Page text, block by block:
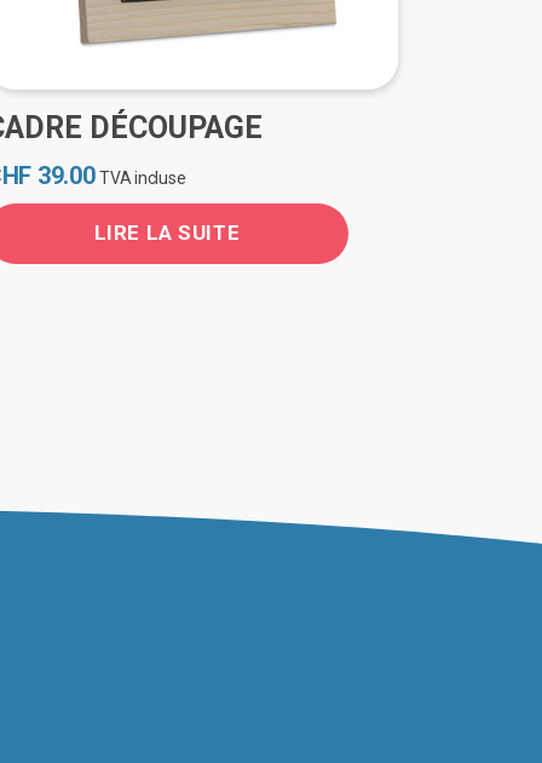
DÉCOUPAGE
39.00 TVA incluse
LIRE LA SUITE